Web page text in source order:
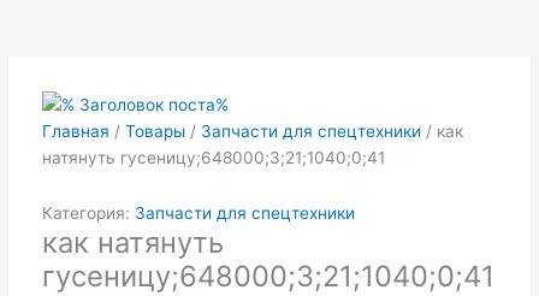
Главная / Товары/ Запчасти для спецтехники / как
натянуть гусеницу;648000;3;21;1040;0;41
Категория: Запчасти для спецтехники
как натянуть
гусеницу;648000;3;21;1040;0;41